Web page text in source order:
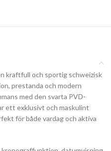
kraftfull och sportig schweizisk
prestanda och modern
med den svarta PVD-
ett exklusivt och maskulint
för både vardag och aktiva